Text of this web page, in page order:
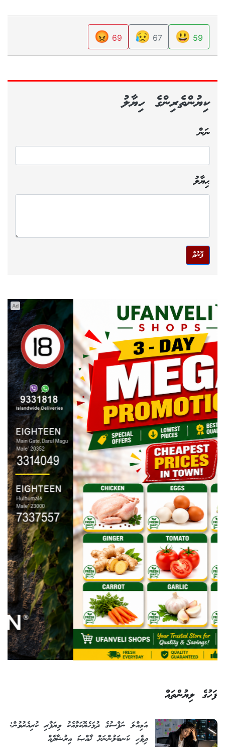
59
😃
67
😥
69
😡
ކިޔުންތެރިންގެ ހިޔާލު
ނަން
ޙިޔާލު
ފޮނުވާ
Ad
ފަހުގެ ލިޔުންތައް
އަމިއްލަ ނަފްސުގެ ދުޅަހެޔޮކަމާއެކު ވިޔަފާރި ކުރިއެރުވުން:
ދިވެހި ކަނބަލުންނަށް ޚާއްޞަ އިރުޝާދެއް